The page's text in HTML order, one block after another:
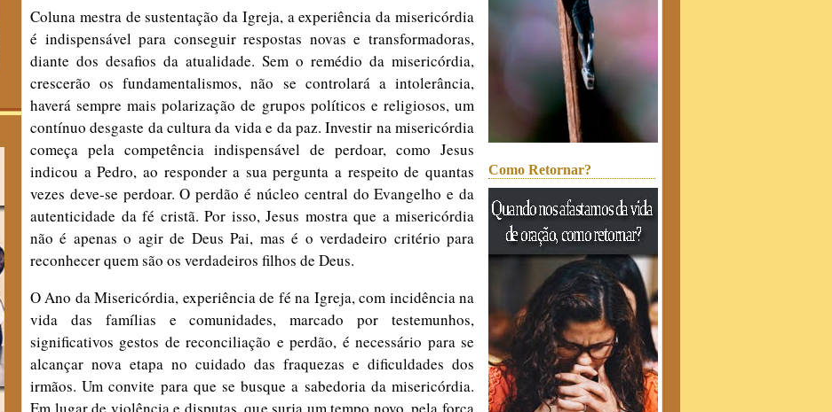
Coluna mestra de sustentação da Igreja, a experiência da misericórdia
é indispensável para conseguir respostas novas e transformadoras,
diante dos desafios da atualidade. Sem o remédio da misericórdia,
crescerão os fundamentalismos, não se controlará a intolerância,
haverá sempre mais polarização de grupos políticos e religiosos, um
contínuo desgaste da cultura da vida e da paz. Investir na misericórdia
começa pela competência indispensável de perdoar, como Jesus
indicou a Pedro, ao responder a sua pergunta a respeito de quantas
vezes deve-se perdoar. O perdão é núcleo central do Evangelho e da
autenticidade da fé cristã. Por isso, Jesus mostra que a misericórdia
não é apenas o agir de Deus Pai, mas é o verdadeiro critério para
reconhecer quem são os verdadeiros filhos de Deus.
O Ano da Misericórdia, experiência de fé na Igreja, com incidência na
vida das famílias e comunidades, marcado por testemunhos,
significativos gestos de reconciliação e perdão, é necessário para se
alcançar nova etapa no cuidado das fraquezas e dificuldades dos
irmãos. Um convite para que se busque a sabedoria da misericórdia.
Como Retornar?